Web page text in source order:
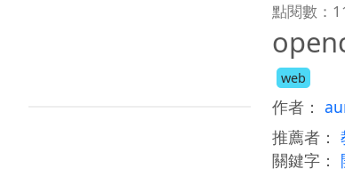
點閱數：
web
作者：
推薦者：
關鍵字：